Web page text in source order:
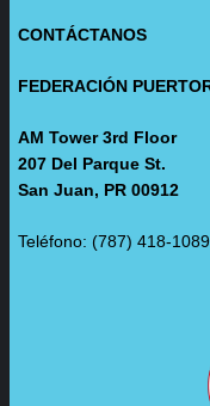
CONTÁCTANOS
FEDERACIÓN
AM Tower 3rd Floor
207 Del Parque St.
San Juan, PR 00912
Teléfono: (787) 418-1089